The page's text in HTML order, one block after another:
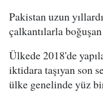
Pakistan uzun
çalkantılarla
Ülkede 2018'de
iktidara taşıyan son
ülke genelinde yüz